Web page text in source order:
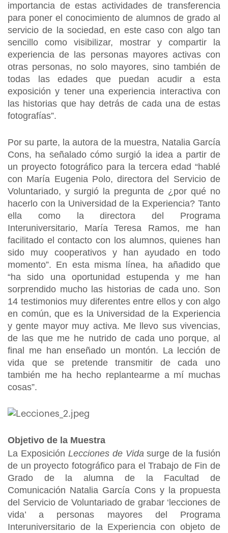
importancia de estas actividades de transferencia
para poner el conocimiento de alumnos de grado al
servicio de la sociedad, en este caso con algo tan
sencillo como visibilizar, mostrar y compartir la
experiencia de las personas mayores activas con
otras personas, no solo mayores, sino también de
todas las edades que puedan acudir a esta
exposición y tener una experiencia interactiva con
las historias que hay detrás de cada una de estas
fotografías”.
Por su parte, la autora de la muestra, Natalia García
Cons, ha señalado cómo surgió la idea a partir de
un proyecto fotográfico para la tercera edad “hablé
con María Eugenia Polo, directora del Servicio de
Voluntariado, y surgió la pregunta de ¿por qué no
hacerlo con la Universidad de la Experiencia? Tanto
ella como la directora del Programa
Interuniversitario, María Teresa Ramos, me han
facilitado el contacto con los alumnos, quienes han
sido muy cooperativos y han ayudado en todo
momento”. En esta misma línea, ha añadido que
“ha sido una oportunidad estupenda y me han
sorprendido mucho las historias de cada uno. Son
14 testimonios muy diferentes entre ellos y con algo
en común, que es la Universidad de la Experiencia
y gente mayor muy activa. Me llevo sus vivencias,
de las que me he nutrido de cada uno porque, al
final me han enseñado un montón. La lección de
vida que se pretende transmitir de cada uno
también me ha hecho replantearme a mí muchas
cosas”.
Objetivo de la Muestra
La Exposición Lecciones de Vidasurge de la fusión
de un proyecto fotográfico para el Trabajo de Fin de
Grado de la alumna de la Facultad de
Comunicación Natalia García Cons y la propuesta
del Servicio de Voluntariado de grabar ‘lecciones de
vida’ a personas mayores del Programa
Interuniversitario de la Experiencia con objeto de